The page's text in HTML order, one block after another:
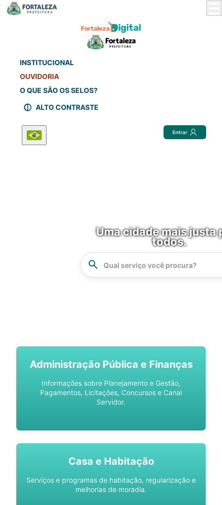
INSTITUCIONAL
OUVIDORIA
O QUE SÃO OS SELOS?
ALTO CONTRASTE
Entrar
Uma cidade mais justa
todos.
Administração Pública e Finanças
Informações sobre Planejamento e Gestão,
Pagamentos, Licitações, Concursos e Canal
Servidor.
Casa e Habitação
Serviços e programas de habitação, regularização e
melhorias de moradia.